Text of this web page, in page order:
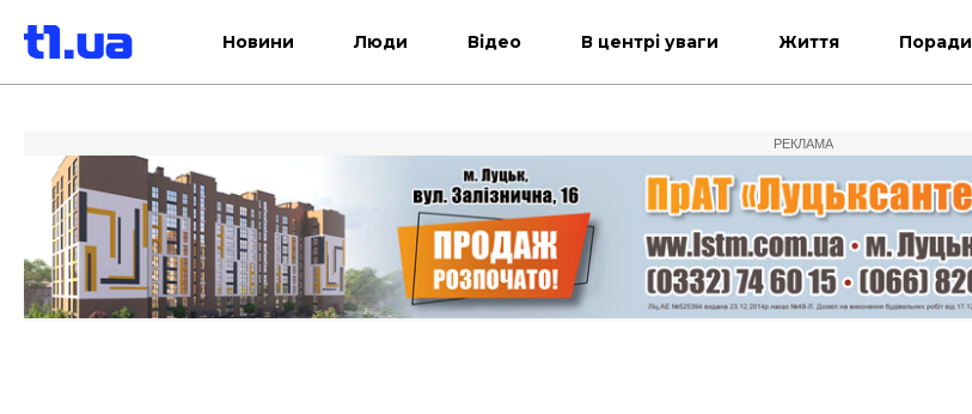
Новини Люди Відео В центрі уваги Життя Поради
РЕКЛАМА